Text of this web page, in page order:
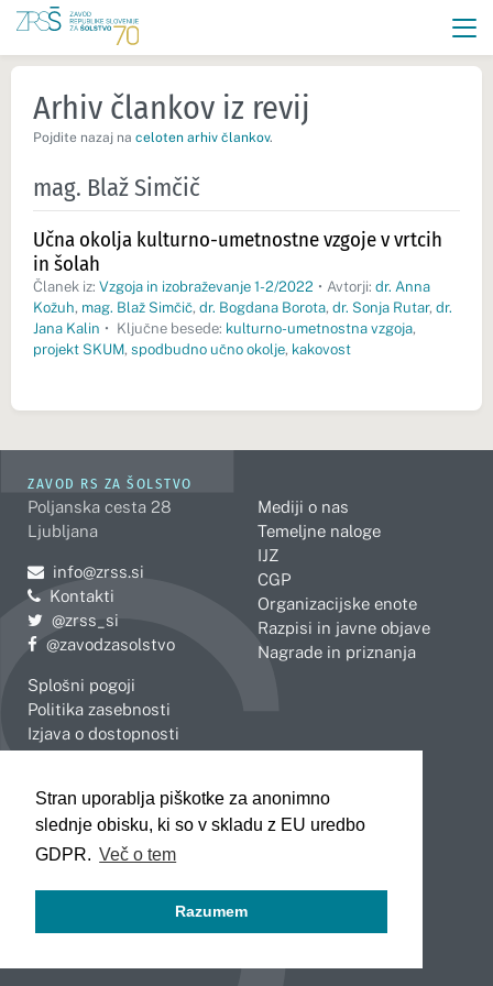
Stran uporablja piškotke za anonimno
slednje obisku, ki so v skladu z EU uredbo
GDPR. Več o tem
Razumem
Arhiv člankov iz revij
Pojdite nazaj na celoten arhiv člankov.
mag. Blaž Simčič
Učna okolja kulturno-umetnostne vzgoje v vrtcih
in šolah
Članek iz: Vzgoja in izobraževanje 1-2/2022 • Avtorji: dr. Anna
Kožuh, mag. Blaž Simčič, dr. Bogdana Borota, dr. Sonja Rutar, dr.
Jana Kalin • Ključne besede: kulturno-umetnostna vzgoja,
projekt SKUM, spodbudno učno okolje, kakovost
ZAVOD RS ZA ŠOLSTVO
Poljanska cesta 28
Ljubljana
Pošljite e-mail na
info@zrss.si
Kontakti
Pojdite na Twitter:
@zrss_si
Pojdite na Facebook:
@zavodzasolstvo
Splošni pogoji
Politika zasebnosti
Izjava o dostopnosti
Mediji o nas
Temeljne naloge
IJZ
CGP
Organizacijske enote
Razpisi in javne objave
Nagrade in priznanja
Celje
Koper
Kranj
Novo mesto
Slovenj Gradec